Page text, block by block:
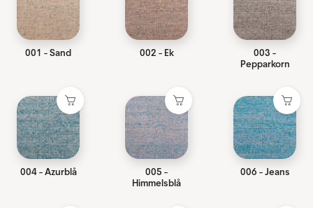
001 - Sand 002 - Ek
003 -
Pepparkorn
004 - Azurblå
005 -
Himmelsblå
006 - Jeans